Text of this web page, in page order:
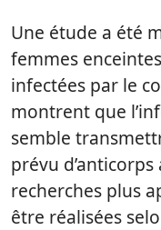
Une étude a été
femmes
infectées par le
montrent que
semble
prévu
recherches plus
être réalisées